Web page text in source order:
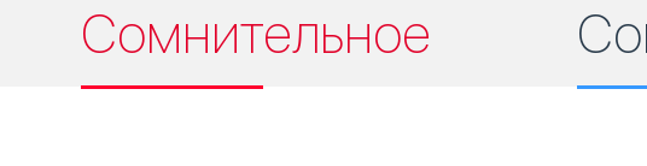
Сомнительное